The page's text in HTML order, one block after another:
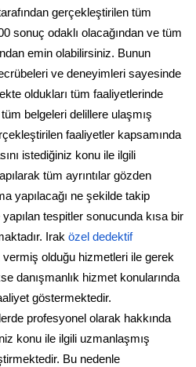
gerçekleştirilen tüm
sonuç odaklı olacağından ve tüm
emin olabilirsiniz. Bunun
ve deneyimleri sayesinde
oldukları tüm faaliyetlerinde
belgeleri delillere ulaşmış
faaliyetler kapsamında
istediğiniz konu ile ilgili
tüm ayrıntılar gözden
yapılacağı ne şekilde takip
tespitler sonucunda kısa bir
Irak özel dedektif
vermiş olduğu hizmetleri ile gerek
danışmanlık hizmet konularında
göstermektedir.
profesyonel olarak hakkında
konu ile ilgili uzmanlaşmış
Bu nedenle